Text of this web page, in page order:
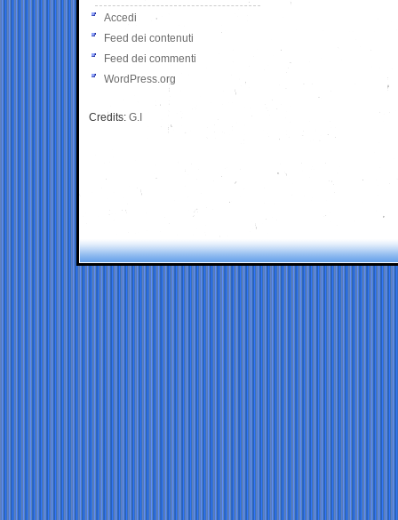
Accedi
Feed dei contenuti
Feed dei commenti
WordPress.org
Credits: G.I